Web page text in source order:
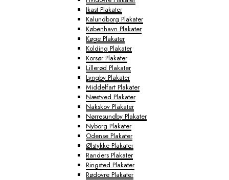
Ikast Plakater
Kalundborg Plakater
København Plakater
Køge Plakater
Kolding Plakater
Korsør Plakater
Lillerød Plakater
Lyngby Plakater
Middelfart Plakater
Næstved Plakater
Nakskov Plakater
Nørresundby Plakater
Nyborg Plakater
Odense Plakater
Ølstykke Plakater
Randers Plakater
Ringsted Plakater
Rødovre Plakater